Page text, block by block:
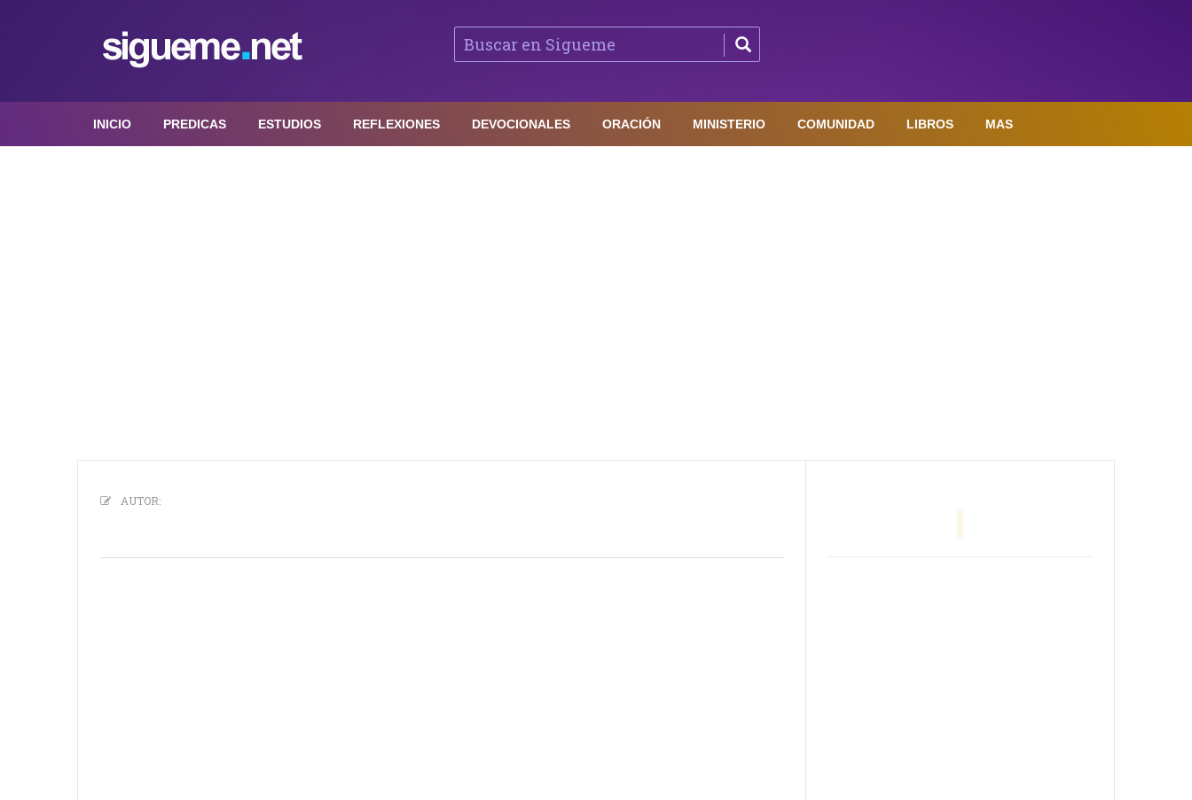
INICIO PREDICAS ESTUDIOS REFLEXIONES DEVOCIONALES ORACIÓN MINISTERIO COMUNIDAD LIBROS MAS
AUTOR: